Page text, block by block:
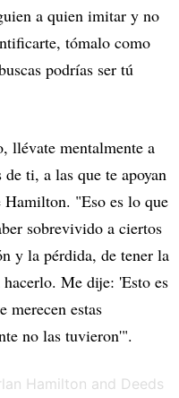
a quien imitar y no
tómalo como
podrías ser tú
llévate mentalmente a
ti, a las que te apoyan
Hamilton. "Eso es lo que
sobrevivido a ciertos
y la pérdida, de tener la
Me dije: 'Esto es
merecen estas
no las tuvieron'".